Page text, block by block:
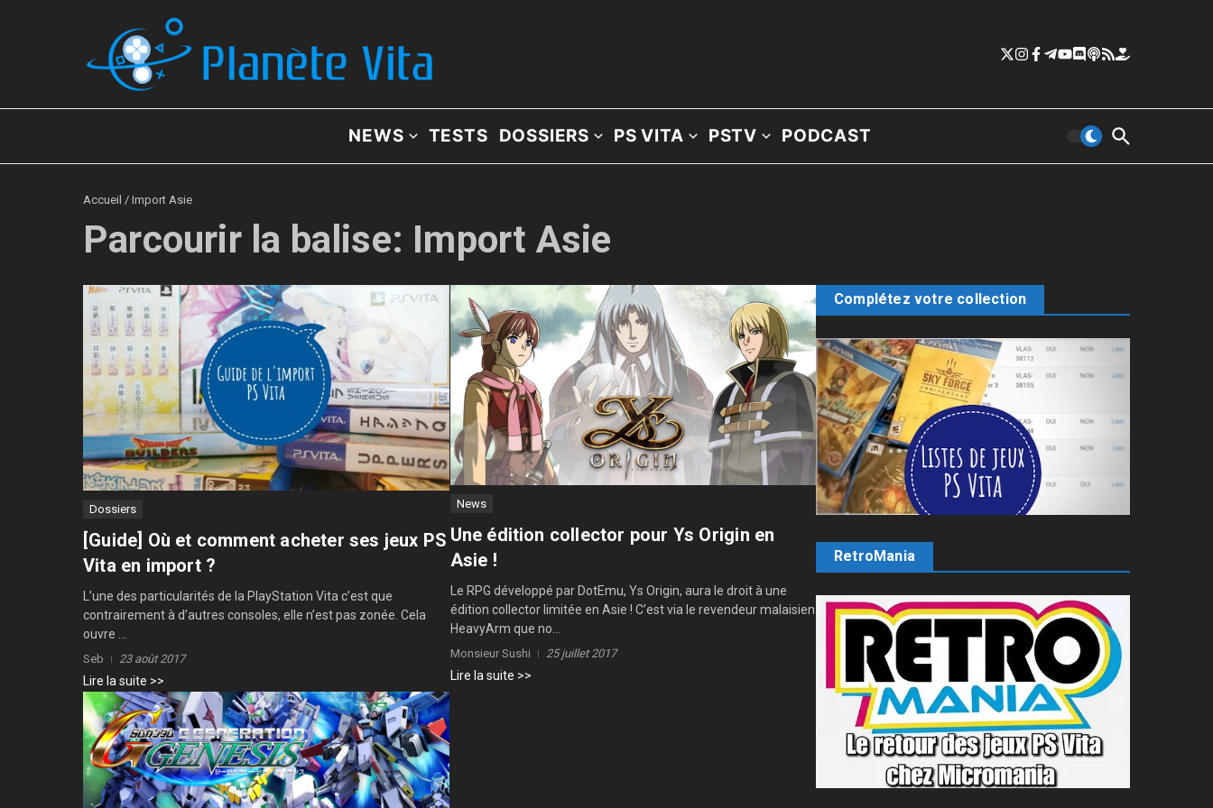
NEWS TESTS DOSSIERS PS VITA PSTV PODCAST
Accueil / Import Asie
Parcourir la balise: Import Asie
Dossiers
[Guide] Où et comment acheter ses jeux PS
Vita en import ?
L’une des particularités de la PlayStation Vita c’est que
contrairement à d’autres consoles, elle n’est pas zonée. Cela
ouvre ...
Seb 23 août 2017
Lire la suite >>
News
Une édition collector pour Ys Origin en
Asie !
Le RPG développé par DotEmu, Ys Origin, aura le droit à une
édition collector limitée en Asie ! C’est via le revendeur malaisien
HeavyArm que no...
Monsieur Sushi 25 juillet 2017
Lire la suite >>
Complétez votre collection
RetroMania